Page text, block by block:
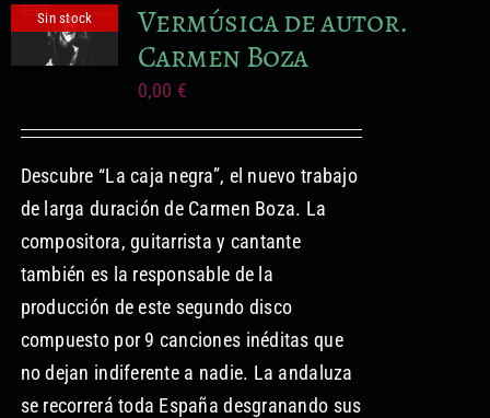
Contacto
Otros Servicios
Proyectos audiovisuales
Sin stock
Vermúsica de autor.
Carmen Boza
0,00 €
Descubre “La caja negra”, el nuevo trabajo
de larga duración de Carmen Boza. La
compositora, guitarrista y cantante
también es la responsable de la
producción de este segundo disco
compuesto por 9 canciones inéditas que
no dejan indiferente a nadie. La andaluza
se recorrerá toda España desgranando sus